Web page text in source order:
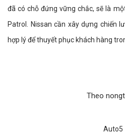
đã có chỗ đứng vững chắc, sẽ là
Patrol. Nissan cần xây dựng chiến
hợp lý để thuyết phục khách hàng
Theo
Auto5